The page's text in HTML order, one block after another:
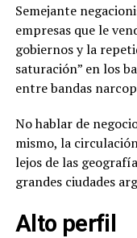
Semejante
empresas que le
gobiernos y la
saturación” en los
entre bandas
No hablar de
mismo, la
lejos de las
grandes ciudades
Alto perfil